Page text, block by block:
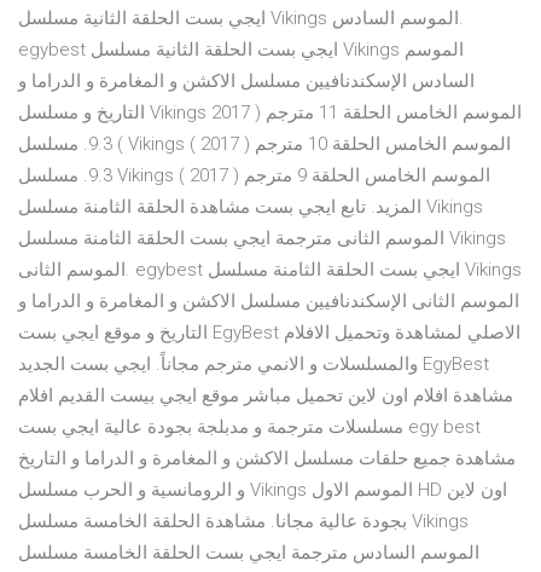
ايجي بست الحلقة الثانية مسلسل Vikings الموسم السادس.
egybest ايجي بست الحلقة الثانية مسلسل Vikings الموسم
السادس الإسكندنافيين مسلسل الاكشن و المغامرة و الدراما و
التاريخ و مسلسل Vikings الموسم الخامس الحلقة 11 مترجم ( 2017
) 9.3. مسلسل Vikings الموسم الخامس الحلقة 10 مترجم ( 2017 )
9.3. مسلسل Vikings الموسم الخامس الحلقة 9 مترجم ( 2017 )
المزيد. تابع ايجي بست مشاهدة الحلقة الثامنة مسلسل Vikings
الموسم الثانى مترجمة ايجي بست الحلقة الثامنة مسلسل Vikings
الموسم الثانى. egybest ايجي بست الحلقة الثامنة مسلسل Vikings
الموسم الثانى الإسكندنافيين مسلسل الاكشن و المغامرة و الدراما و
التاريخ و موقع ايجي بست EgyBest الاصلي لمشاهدة وتحميل الافلام
والمسلسلات و الانمي مترجم مجاناً. ايجي بست الجديد EgyBest
مشاهدة افلام اون لاين تحميل مباشر موقع ايجي بيست القديم افلام
مسلسلات مترجمة و مدبلجة بجودة عالية ايجي بست egy best
مشاهدة جميع حلقات مسلسل الاكشن و المغامرة و الدراما و التاريخ
و الرومانسية و الحرب مسلسل Vikings الموسم الاول HD اون لاين
بجودة عالية مجانا. مشاهدة الحلقة الخامسة مسلسل Vikings
الموسم السادس مترجمة ايجي بست الحلقة الخامسة مسلسل